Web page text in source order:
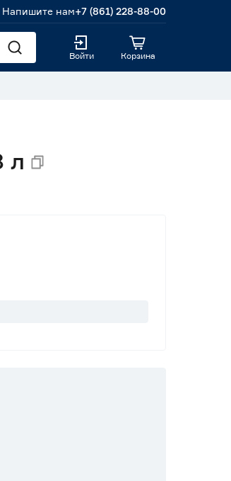
Напишите нам+7 (861) 228-88-00
Войти Корзина
л